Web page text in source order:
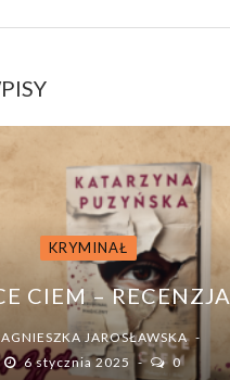
KRYMINAŁ
CIEM – RECENZJA
AGNIESZKA JAROSŁAWSKA
6 stycznia 2025
0